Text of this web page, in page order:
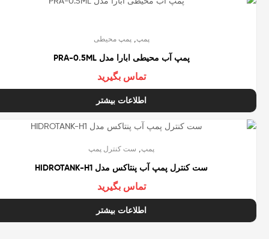
پمپ ,پمپ محیطی
پمپ آب محیطی ابارا مدل PRA-0.5ML
تماس بگیرید
اطلاعات بیشتر
پمپ ست کنترل پمپ
ست کنترل پمپ آب پنتاکس مدل HIDROTANK-H1
تماس بگیرید
اطلاعات بیشتر